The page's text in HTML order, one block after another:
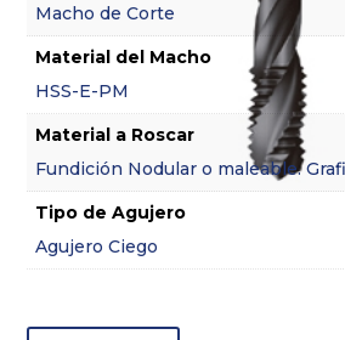
Macho de Corte
Material del Macho
HSS-E-PM
Material a Roscar
Fundición Nodular o maleable.
Tipo de Agujero
Agujero Ciego